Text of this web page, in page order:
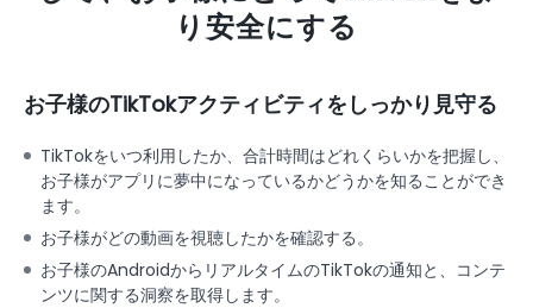
り安全にする
お子様のTikTokアクティビティをしっかり見守る
TikTokをいつ利用したか、合計時間はどれくらいかを把握し、
お子様がアプリに夢中になっているかどうかを知ることができ
ます。
お子様がどの動画を視聴したかを確認する。
お子様のAndroidからリアルタイムのTikTokの通知と、コンテ
ンツに関する洞察を取得します。